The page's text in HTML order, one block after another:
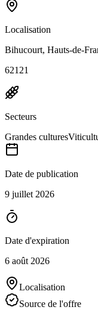
Localisation
Bihucourt, Hauts-de-
62121
Secteurs
Grandes cultures
Date de publication
9 juillet 2026
Date d'expiration
6 août 2026
Localisation
Source de l'offre